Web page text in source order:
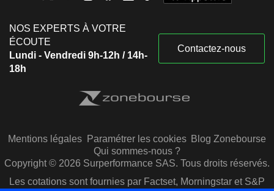
NOS EXPERTS À VOTRE
ÉCOUTE
Lundi - Vendredi 9h-12h / 14h-
18h
Contactez-nous
Mentions légales Paramétrer les cookies Blog Zonebourse
Qui sommes-nous ?
Copyright © 2026 Surperformance SAS. Tous droits réservés.
Les cotations sont fournies par Factset, Morningstar et S&P